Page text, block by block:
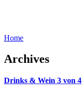
Home
Archives
Drinks & Wein 3 von 4